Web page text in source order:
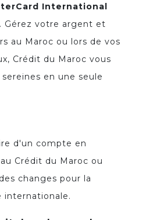
International
Gérez votre argent et
au Maroc ou lors de vos
Crédit du Maroc vous
en une seule
d'un compte en
Crédit du Maroc ou
changes pour la
internationale.